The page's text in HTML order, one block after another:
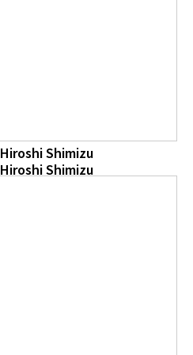
Hiroshi Shimizu
Hiroshi Shimizu